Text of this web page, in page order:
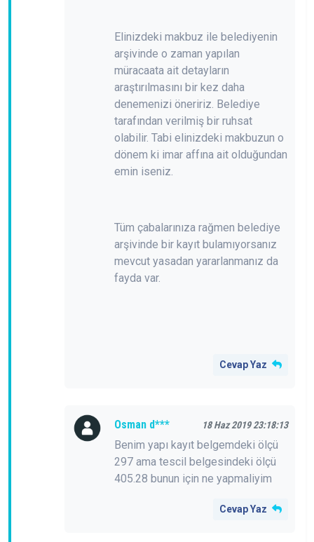
Elinizdeki makbuz ile belediyenin
arşivinde o zaman yapılan
müracaata ait detayların
araştırılmasını bir kez daha
denemenizi öneririz. Belediye
tarafından verilmiş bir ruhsat
olabilir. Tabi elinizdeki makbuzun o
dönem ki imar affına ait olduğundan
emin iseniz.
Tüm çabalarınıza rağmen belediye
arşivinde bir kayıt bulamıyorsanız
mevcut yasadan yararlanmanız da
fayda var.
Cevap Yaz
Osman d*** 18 Haz 2019 23:18:13
Benim yapı kayıt belgemdeki ölçü
297 ama tescil belgesindeki ölçü
405.28 bunun için ne yapmaliyim
Cevap Yaz